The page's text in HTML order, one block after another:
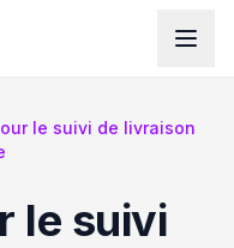
le suivi de livraison
le suivi